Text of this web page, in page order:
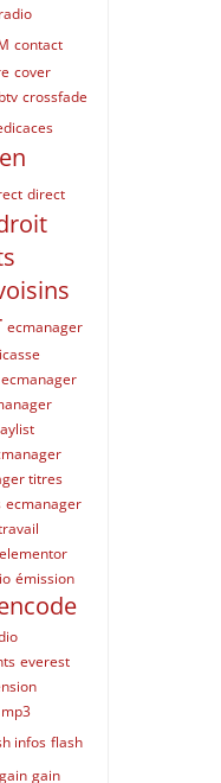
contact
cover
crossfade
direct
ecmanager
ecmanager
titres
ecmanager
elementor
émission
everest
infos flash
gain gain